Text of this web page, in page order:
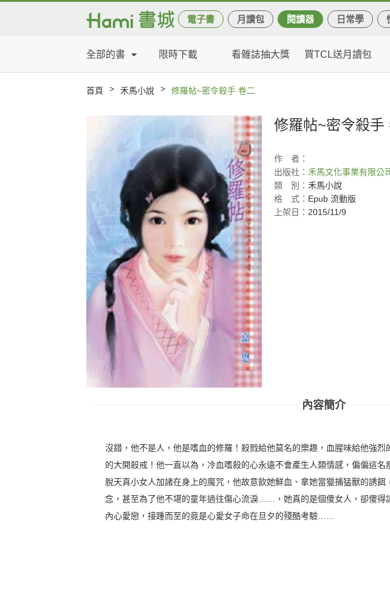
電子書 月讀包 閱讀器 日常學
全部的書 限時下載 看雜誌抽大獎 買TCL送月讀包
首頁 > 禾馬小說 > 修羅帖~密令殺手 卷二
修羅帖~密令殺手
作
者：
出版社： 禾馬文化事業有限公
類
別： 禾馬小說
格
式： Epub 流動版
上架日： 2015/11/9
內容簡介
沒錯，他不是人，他是嗜血的修羅！殺戮給他莫名的樂趣，血腥味給他強
的大開殺戒！他一直以為，冷血嗜殺的心永遠不會產生人類情感，偏偏這
脫天真小女人加諸在身上的魔咒，他故意飲她鮮血、拿她當獵捕猛獸的誘
念，甚至為了他不堪的童年過往傷心流淚……，她真的是個傻女人，卻傻得
內心愛戀，接踵而至的竟是心愛女子命在旦夕的殘酷考驗……